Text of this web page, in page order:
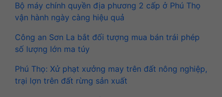
Bộ máy chính quyền địa phương 2 cấp ở Phú Thọ
vận hành ngày càng hiệu quả
Công an Sơn La bắt đối tượng mua bán trái phép
số lượng lớn ma túy
Phú Thọ: Xử phạt xưởng may trên đất nông nghiệp,
trại lợn trên đất rừng sản xuất